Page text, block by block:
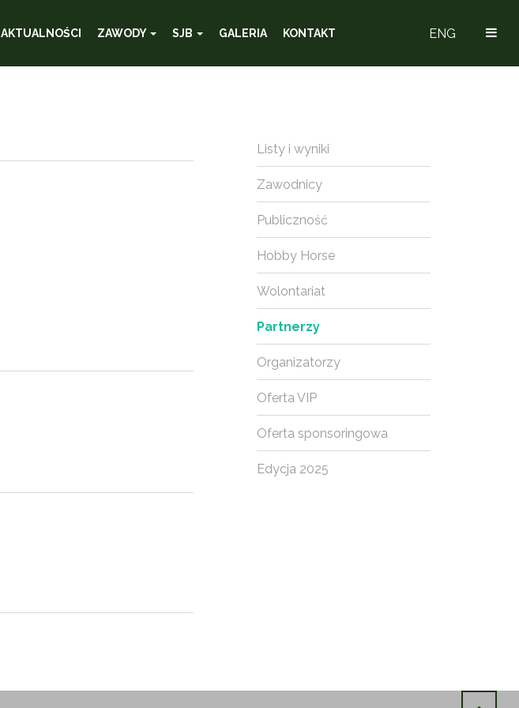
ENG
AKTUALNOŚCI ZAWODY SJB GALERIA KONTAKT
Listy i wyniki
Zawodnicy
Publiczność
Hobby Horse
Wolontariat
Partnerzy
Organizatorzy
Oferta VIP
Oferta sponsoringowa
Edycja 2025